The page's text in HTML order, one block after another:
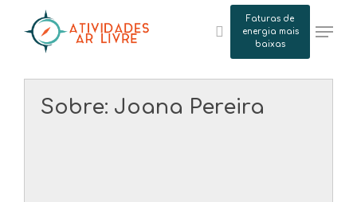
search
Faturas de
energia mais
baixas
Sobre: Joana Pereira